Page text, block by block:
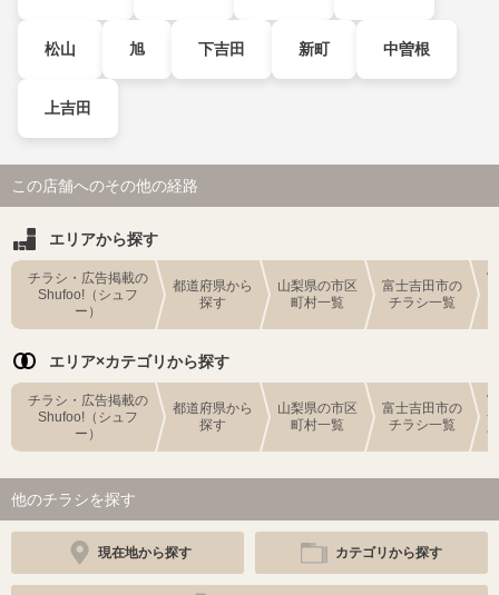
松山 旭 下吉田 新町 中曽根
上吉田
この店舗へのその他の経路
エリアから探す
チラシ・広告掲載の
Shufoo!（シュフ
ー）
都道府県から
探す
山梨県の市区
町村一覧
富士吉田市の
チラシ一覧
エリア×カテゴリから探す
チラシ・広告掲載の
Shufoo!（シュフ
ー）
都道府県から
探す
山梨県の市区
町村一覧
富士吉田市の
チラシ一覧
他のチラシを探す
現在地から探す カテゴリから探す